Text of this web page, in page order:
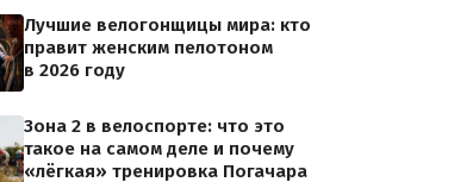
Лучшие велогонщицы мира: кто
правит женским пелотоном
в 2026 году
Зона 2 в велоспорте: что это
такое на самом деле и почему
«лёгкая» тренировка Погачара